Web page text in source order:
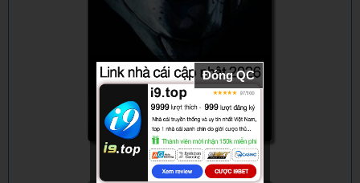
Bẫy Chuột - The Mouse Trap (2024) -
Vietsub
Đóng QC